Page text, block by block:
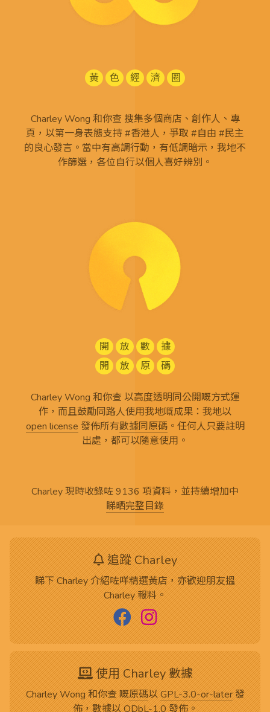
黃 色 經 濟 圈
Charley Wong 和你查 搜集多個商店、創作人、專
頁，以第一身表態支持 #香港人，爭取 #自由 #民主
的良心發言。當中有高調行動，有低調暗示，我地不
作篩選，各位自行以個人喜好辨別。
開 放 數
據
開
放 原 碼
Charley Wong 和你查 以高度透明同公開嘅方式運
作，而且鼓勵同路人使用我地嘅成果：我地以
open license 發佈所有數據同原碼。任何人只要註明
出處，都可以隨意使用。
Charley 現時收錄咗 9136 項資料，並持續增加中
睇晒完整目錄
追蹤 Charley
睇下 Charley 介紹咗咩精選黃店，亦歡迎朋友搵
Charley 報料。
使用 Charley 數據
Charley Wong 和你查 嘅原碼以GPL-3.0-or-later發
佈，數據以ODbL-1.0發佈。